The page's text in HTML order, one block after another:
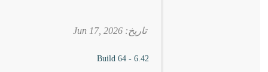
تاریخ: 2026 ,Jun 17
6.42 - Build 64